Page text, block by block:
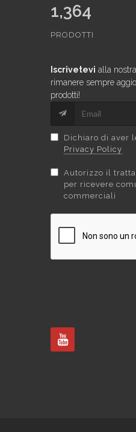
1,364
PRODOTTI
Iscrivetevi alla
rimanere sempre
prodotti!
Dichiaro di aver
Privacy Policy
Autorizzo il
per ricevere
commerciali